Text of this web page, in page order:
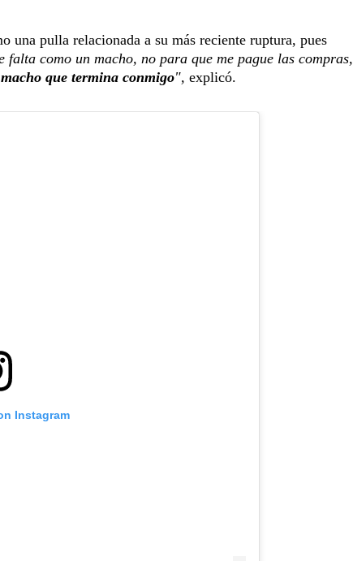
pulla relacionada a su más reciente ruptura, pues
falta como un macho, no para que me pague las compras,
que termina conmigo", explicó.
Instagram